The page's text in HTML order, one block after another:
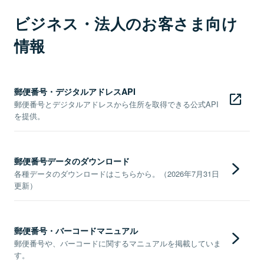
ビジネス・法人のお客さま向け
情報
郵便番号・デジタルアドレスAPI
郵便番号とデジタルアドレスから住所を取得できる公式API
を提供。
郵便番号データのダウンロード
各種データのダウンロードはこちらから。（2026年7月31日
更新）
郵便番号・バーコードマニュアル
郵便番号や、バーコードに関するマニュアルを掲載していま
す。